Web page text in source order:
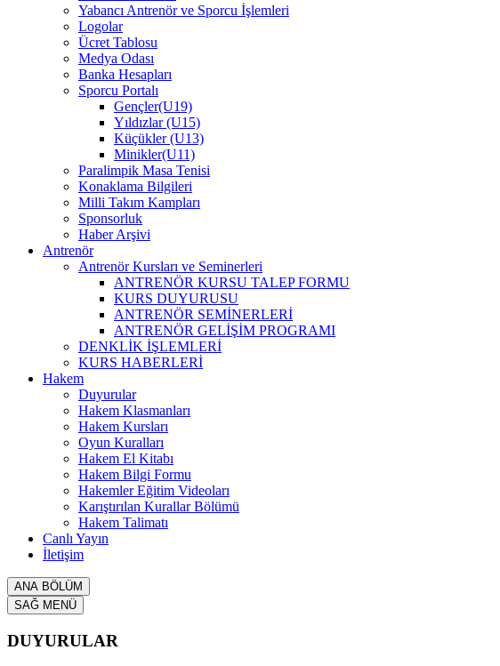
Yabancı Antrenör ve Sporcu İşlemleri
Logolar
Ücret Tablosu
Medya Odası
Banka Hesapları
Sporcu Portalı
Gençler(U19)
Yıldızlar (U15)
Küçükler (U13)
Minikler(U11)
Paralimpik Masa Tenisi
Konaklama Bilgileri
Milli Takım Kampları
Sponsorluk
Haber Arşivi
Antrenör
Antrenör Kursları ve Seminerleri
ANTRENÖR KURSU TALEP FORMU
KURS DUYURUSU
ANTRENÖR SEMİNERLERİ
ANTRENÖR GELİŞİM PROGRAMI
DENKLİK İŞLEMLERİ
KURS HABERLERİ
Hakem
Duyurular
Hakem Klasmanları
Hakem Kursları
Oyun Kuralları
Hakem El Kitabı
Hakem Bilgi Formu
Hakemler Eğitim Videoları
Karıştırılan Kurallar Bölümü
Hakem Talimatı
Canlı Yayın
İletişim
ANA BÖLÜM
SAĞ MENÜ
DUYURULAR